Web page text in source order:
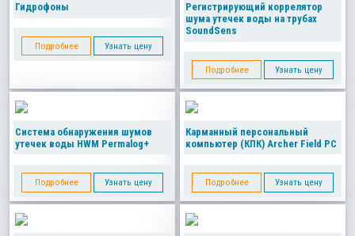
Гидрофоны
Подробнее Узнать цену
Регистрирующий коррелятор
шума утечек воды на трубах
SoundSens
Подробнее Узнать цену
Система обнаружения шумов
утечек воды HWM Permalog+
Подробнее Узнать цену
Карманный персональный
компьютер (КПК) Archer Field PC
Подробнее Узнать цену